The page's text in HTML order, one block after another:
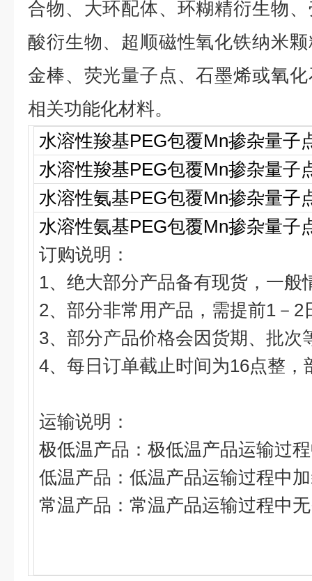
合物、大环配体、环糊精衍生物
酸衍生物、超顺磁性氧化铁纳米
金棒、荧光量子点、石墨烯或氧
相关功能化材料。
水溶性羧基PEG包覆Mn掺杂量子
水溶性羧基PEG包覆Mn掺杂量子
水溶性氨基PEG包覆Mn掺杂量子
水溶性氨基PEG包覆Mn掺杂量子
订购说明：
1、绝大部分产品备有现货，一般
2、部分非常用产品，需提前1 － 2
3、部分产品价格会因货期、批
4、每日订单截止时间为16点整，
运输说明：
极低温产品：极低温产品运输过
低温产品：低温产品运输过程中
常温产品：常温产品运输过程中